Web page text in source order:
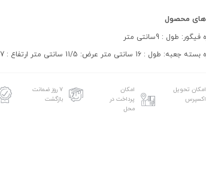
محصول
فیگور: طول : 9سانتی متر
طول : 16 سانتی متر عرض: 11/5 سانتی متر ارتفاع : 7 سانتی متر
امکان تحویل
اکسپرس
امکان
پرداخت در
محل
۷ روز ضمانت
بازگشت